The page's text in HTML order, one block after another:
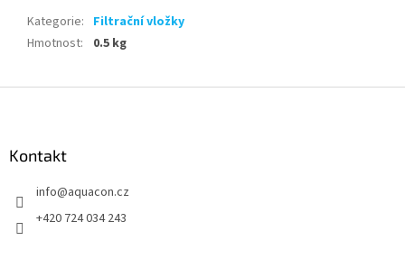
Kategorie: Filtrační vložky
Hmotnost: 0.5 kg
Kontakt
info@aquacon.cz
+420 724 034 243